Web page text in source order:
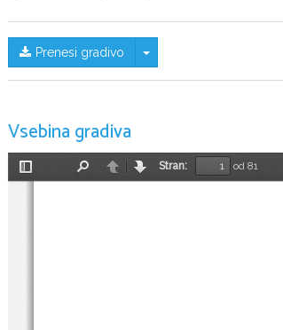
Prenesi gradivo Skrij/prikaži meni
Vsebina gradiva
Preklopi
NazajNaprej
Stran:
od 81